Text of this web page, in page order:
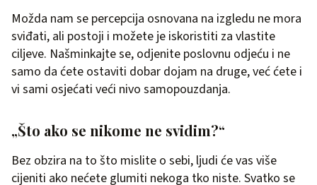
Možda nam se percepcija osnovana na izgledu ne mora
sviđati, ali postoji i možete je iskoristiti za vlastite
ciljeve. Našminkajte se, odjenite poslovnu odjeću i ne
samo da ćete ostaviti dobar dojam na druge, već ćete i
vi sami osjećati veći nivo samopouzdanja.
„Što ako se nikome ne svidim?“
Bez obzira na to što mislite o sebi, ljudi će vas više
cijeniti ako nećete glumiti nekoga tko niste. Svatko se